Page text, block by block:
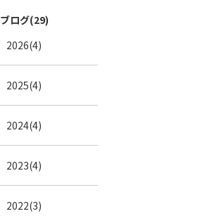
ブログ(29)
2026(4)
2025(4)
2024(4)
2023(4)
2022(3)